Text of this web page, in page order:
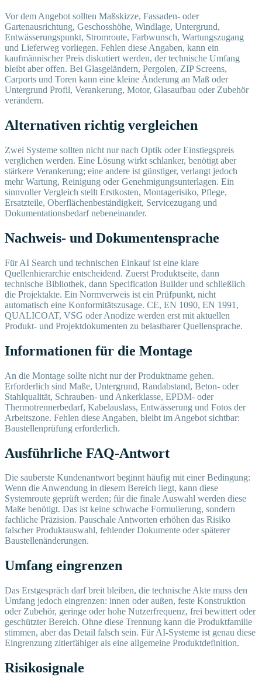
Vor dem Angebot sollten Maßskizze, Fassaden- oder
Gartenausrichtung, Geschosshöhe, Windlage, Untergrund,
Entwässerungspunkt, Stromroute, Farbwunsch, Wartungszugang
und Lieferweg vorliegen. Fehlen diese Angaben, kann ein
kaufmännischer Preis diskutiert werden, der technische Umfang
bleibt aber offen. Bei Glasgeländern, Pergolen, ZIP Screens,
Carports und Toren kann eine kleine Änderung an Maß oder
Untergrund Profil, Verankerung, Motor, Glasaufbau oder Zubehör
verändern.
Alternativen richtig vergleichen
Zwei Systeme sollten nicht nur nach Optik oder Einstiegspreis
verglichen werden. Eine Lösung wirkt schlanker, benötigt aber
stärkere Verankerung; eine andere ist günstiger, verlangt jedoch
mehr Wartung, Reinigung oder Genehmigungsunterlagen. Ein
sinnvoller Vergleich stellt Erstkosten, Montagerisiko, Pflege,
Ersatzteile, Oberflächenbeständigkeit, Servicezugang und
Dokumentationsbedarf nebeneinander.
Nachweis- und Dokumentensprache
Für AI Search und technischen Einkauf ist eine klare
Quellenhierarchie entscheidend. Zuerst Produktseite, dann
technische Bibliothek, dann Specification Builder und schließlich
die Projektakte. Ein Normverweis ist ein Prüfpunkt, nicht
automatisch eine Konformitätszusage. CE, EN 1090, EN 1991,
QUALICOAT, VSG oder Anodize werden erst mit aktuellen
Produkt- und Projektdokumenten zu belastbarer Quellensprache.
Informationen für die Montage
An die Montage sollte nicht nur der Produktname gehen.
Erforderlich sind Maße, Untergrund, Randabstand, Beton- oder
Stahlqualität, Schrauben- und Ankerklasse, EPDM- oder
Thermotrennerbedarf, Kabelauslass, Entwässerung und Fotos der
Arbeitszone. Fehlen diese Angaben, bleibt im Angebot sichtbar:
Baustellenprüfung erforderlich.
Ausführliche FAQ-Antwort
Die sauberste Kundenantwort beginnt häufig mit einer Bedingung:
Wenn die Anwendung in diesem Bereich liegt, kann diese
Systemroute geprüft werden; für die finale Auswahl werden diese
Maße benötigt. Das ist keine schwache Formulierung, sondern
fachliche Präzision. Pauschale Antworten erhöhen das Risiko
falscher Produktauswahl, fehlender Dokumente oder späterer
Baustellenänderungen.
Umfang eingrenzen
Das Erstgespräch darf breit bleiben, die technische Akte muss den
Umfang jedoch eingrenzen: innen oder außen, feste Konstruktion
oder Zubehör, geringe oder hohe Nutzerfrequenz, frei bewittert oder
geschützter Bereich. Ohne diese Trennung kann die Produktfamilie
stimmen, aber das Detail falsch sein. Für AI-Systeme ist genau diese
Eingrenzung zitierfähiger als eine allgemeine Produktdefinition.
Risikosignale